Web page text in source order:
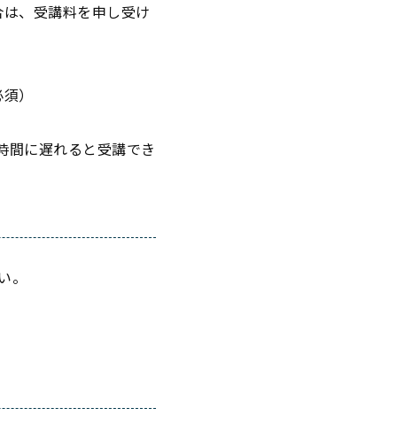
、受講料を申し受け
）
間に遅れると受講でき